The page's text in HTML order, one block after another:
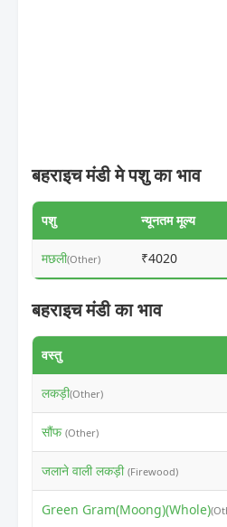
बहराइच मंडी मे पशु का भाव
पशु न्यूनतम मूल्य
मछली(Other) ₹4020
बहराइच मंडी का भाव
वस्तु
लकड़ी(Other)
सौंफ (Other)
जलाने वाली लकड़ी (Firewood)
Green Gram(Moong)(Whole)